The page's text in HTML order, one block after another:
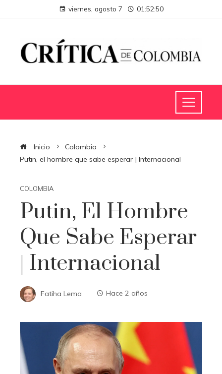
viernes, agosto 7 01:52:51
Inicio
Colombia
Putin, el hombre que sabe esperar | Internacional
COLOMBIA
Putin, El Hombre
Que Sabe Esperar
| Internacional
Fatiha Lema Hace 2 años